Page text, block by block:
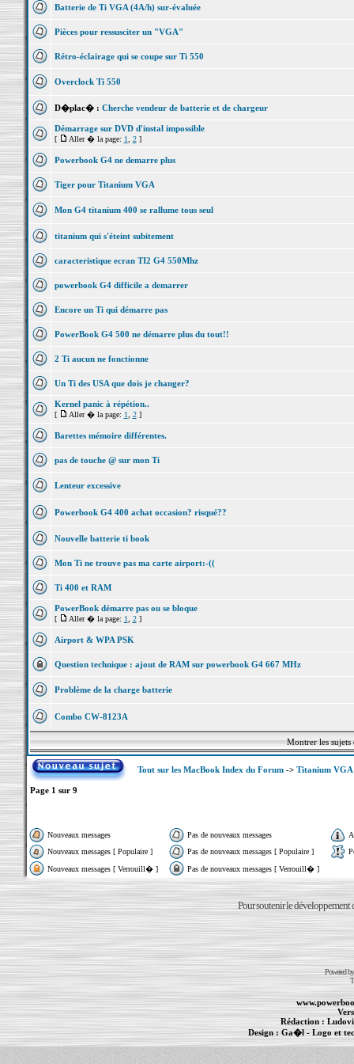
Batterie de Ti VGA (4A/h) sur-évaluée
Pièces pour ressusciter un "VGA"
Rétro-éclairage qui se coupe sur Ti 550
Overclock Ti 550
D�plac� : Cherche vendeur de batterie et de chargeur
Démarrage sur DVD d'instal impossible
[ Aller � la page: 1 2]
Powerbook G4 ne demarre plus
Tiger pour Titanium VGA
Mon G4 titanium 400 se rallume tous seul
titanium qui s'éteint subitement
caracteristique ecran TI2 G4 550Mhz
powerbook G4 difficile a demarrer
Encore un Ti qui démarre pas
PowerBook G4 500 ne démarre plus du tout!!
2 Ti aucun ne fonctionne
Un Ti des USA que dois je changer?
Kernel panic à répétion..
[ Aller � la page: 1 2]
Barettes mémoire différentes.
pas de touche @ sur mon Ti
Lenteur excessive
Powerbook G4 400 achat occasion? risqué??
Nouvelle batterie ti book
Mon Ti ne trouve pas ma carte airport:-((
Ti 400 et RAM
PowerBook démarre pas ou se bloque
[ Aller � la page: 1 2]
Airport & WPA PSK
Question technique : ajout de RAM sur powerbook G4 667 MHz
Problème de la charge batterie
Combo CW-8123A
Montrer les
Tout sur les MacBook Index du Forum-> Titanium VGA
Page 1 sur 9
Nouveaux messages Pas de nouveaux messages
Nouveaux messages [ Populaire ]
Pas de nouveaux messages [ Populaire ]
Nouveaux messages [ Verrouill� ]
Pas de nouveaux messages [ Verrouill� ]
Pour soutenir le développement
Powered
Rédaction :
Design : Ga�l- Logo et